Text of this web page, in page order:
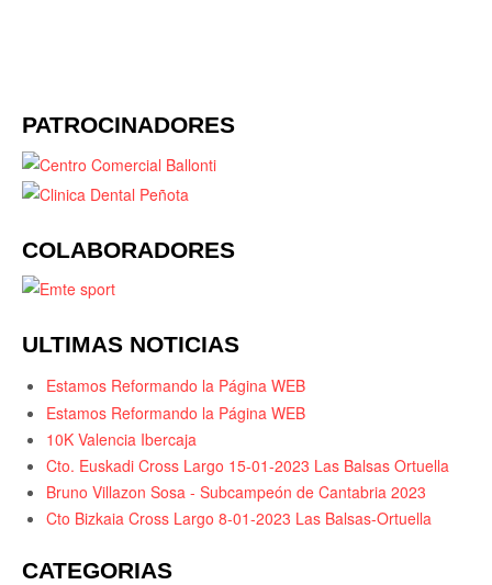
PATROCINADORES
COLABORADORES
ULTIMAS NOTICIAS
Estamos Reformando la Página WEB
Estamos Reformando la Página WEB
10K Valencia Ibercaja
Cto. Euskadi Cross Largo 15-01-2023 Las Balsas Ortuella
Bruno Villazon Sosa - Subcampeón de Cantabria 2023
Cto Bizkaia Cross Largo 8-01-2023 Las Balsas-Ortuella
CATEGORIAS